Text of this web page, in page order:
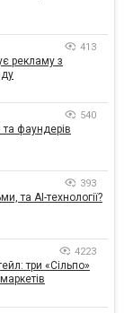
413
рекламу з
540
фаундерів
393
та AI-технології?
4223
три «Сільпо»